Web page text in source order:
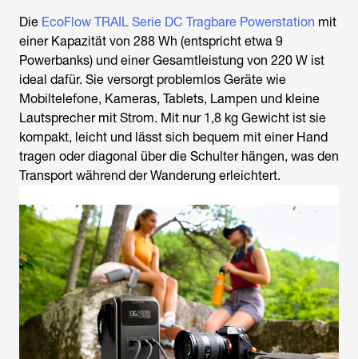
Die EcoFlow TRAIL Serie DC Tragbare Powerstation mit
einer Kapazität von 288 Wh (entspricht etwa 9
Powerbanks) und einer Gesamtleistung von 220 W ist
ideal dafür. Sie versorgt problemlos Geräte wie
Mobiltelefone, Kameras, Tablets, Lampen und kleine
Lautsprecher mit Strom. Mit nur 1,8 kg Gewicht ist sie
kompakt, leicht und lässt sich bequem mit einer Hand
tragen oder diagonal über die Schulter hängen, was den
Transport während der Wanderung erleichtert.